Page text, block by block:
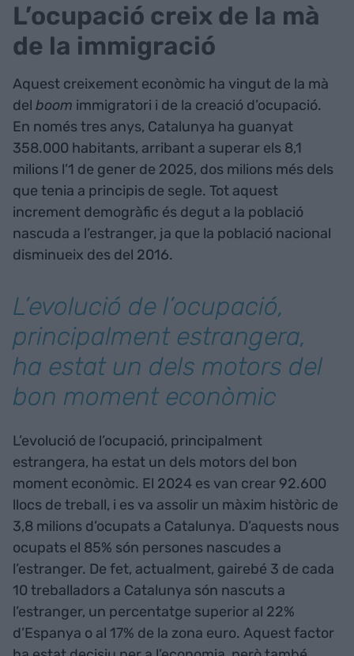
L’ocupació creix de la mà
de la immigració
Aquest creixement econòmic ha vingut de la mà
del boom immigratori i de la creació d’ocupació.
En només tres anys, Catalunya ha guanyat
358.000 habitants, arribant a superar els 8,1
milions l’1 de gener de 2025, dos milions més dels
que tenia a principis de segle. Tot aquest
increment demogràfic és degut a la població
nascuda a l’estranger, ja que la població nacional
disminueix des del 2016.
L’evolució de l’ocupació,
principalment estrangera,
ha estat un dels motors del
bon moment econòmic
L’evolució de l’ocupació, principalment
estrangera, ha estat un dels motors del bon
moment econòmic. El 2024 es van crear 92.600
llocs de treball, i es va assolir un màxim històric de
3,8 milions d’ocupats a Catalunya. D’aquests nous
ocupats el 85% són persones nascudes a
l’estranger. De fet, actualment, gairebé 3 de cada
10 treballadors a Catalunya són nascuts a
l’estranger, un percentatge superior al 22%
d’Espanya o al 17% de la zona euro. Aquest factor